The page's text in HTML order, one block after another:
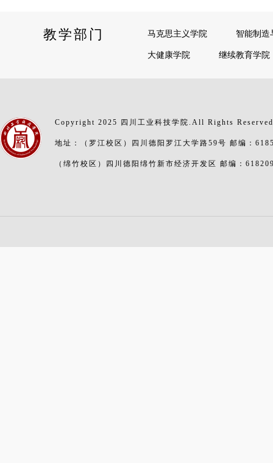
教学部门 马克思主义学院
智能制造
大健康学院
继续教育学院
Copyright 2025 四川工业科技学院.All Rights
地址：（罗江校区）四川德阳罗江大学路59号 邮编：
（绵竹校区）四川德阳绵竹新市经济开发区 邮编：